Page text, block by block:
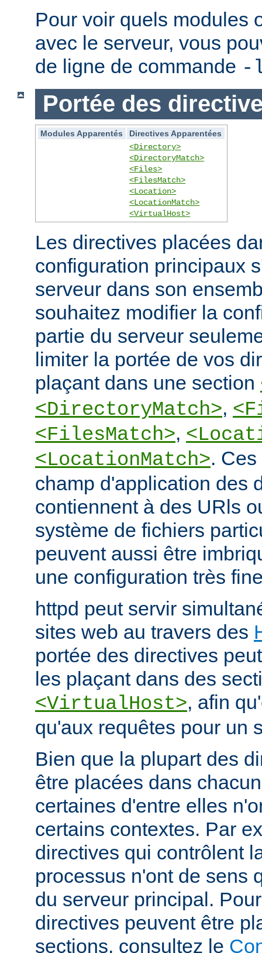
Pour voir quels modules
avec le serveur, vous
de ligne de commande -
Portée des
Modules Apparentés
Directives Apparentées
<Directory>
<DirectoryMatch>
<Files>
<FilesMatch>
<Location>
<LocationMatch>
<VirtualHost>
Les directives placées
configuration principaux
serveur dans son
souhaitez modifier la
partie du serveur
limiter la portée de vos
plaçant dans une section
<DirectoryMatch>,
<FilesMatch>,
<LocationMatch>.
champ d'application des
contiennent à des URls
système de fichiers
peuvent aussi être
une configuration très
httpd peut servir
sites web au travers des
portée des directives
les plaçant dans des
<VirtualHost>, afin
qu'aux requêtes pour un
Bien que la plupart des
être placées dans
certaines d'entre elles
certains contextes. Par
directives qui contrôlent
processus n'ont de sens
du serveur principal.
directives peuvent être
sections, consultez le